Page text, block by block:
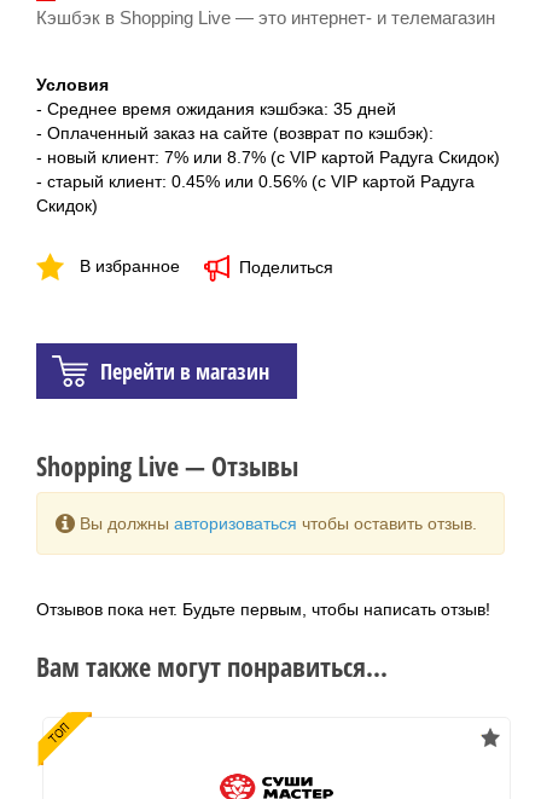
Кэшбэк в Shopping Live — это интернет- и телемагазин
Условия
- Среднее время ожидания кэшбэка: 35 дней
- Оплаченный заказ на сайте (возврат по кэшбэк):
- новый клиент: 7% или 8.7% (с VIP картой Радуга Скидок)
- старый клиент: 0.45% или 0.56% (с VIP картой Радуга
Скидок)
В избранное Поделиться
Перейти в магазин
Shopping Live — Отзывы
Вы должны авторизоваться чтобы оставить отзыв.
Отзывов пока нет. Будьте первым, чтобы написать отзыв!
Вам также могут понравиться...